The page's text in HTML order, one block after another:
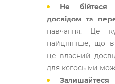
Не бійтеся
досвідом та
навчання. Це
найцінніше, що
це власний
для когось ми